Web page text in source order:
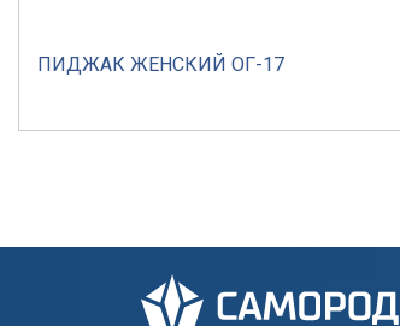
ПИДЖАК ЖЕНСКИЙ ОГ-17